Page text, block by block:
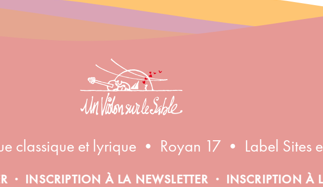
classique et lyrique • Royan 17 • Label Sites
À LA NEWSLETTER • INSCRIPTION À LA